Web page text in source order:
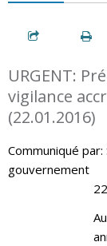
URGENT:
vigilance
(22.01.2016)
Communiqué
gouvernement